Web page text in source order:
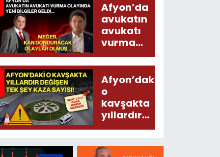
Afyon’da
avukatın
avukatı
vurma
olayında
yeni bilgiler
geldi...
Meğer, kan
donduracak
olaylar
olmuş...
Afyon’daki
o
kavşakta
yıllardır
değişen
kaza